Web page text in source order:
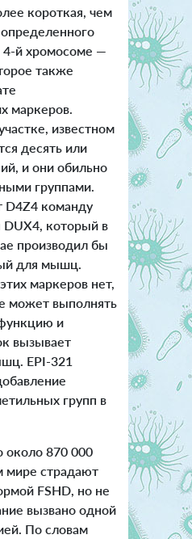
короткая, чем
4-й хромосоме —
также
маркеров.
известном
десять или
и они обильно
группами.
D4Z4 команду
DUX4, который в
производил бы
для мышц.
маркеров нет,
может выполнять
и
вызывает
EPI-321
групп в
около 870 000
мире страдают
FSHD, но не
вызвано одной
По словам